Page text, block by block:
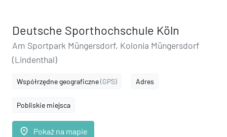
Deutsche Sporthochschule Köln
Am Sportpark Müngersdorf, Kolonia Müngersdorf
(Lindenthal)
Współrzędne geograficzne(GPS) Adres
Pobliskie miejsca
place Pokaż na mapie